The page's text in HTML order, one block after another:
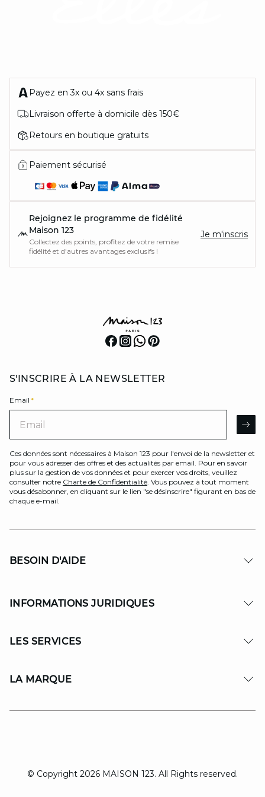
Payez en 3x ou 4x sans frais
Livraison offerte à domicile dès 150€
Retours en boutique gratuits
Paiement sécurisé
Rejoignez le programme de fidélité
Maison 123
Collectez des points, profitez de votre remise
fidélité et d'autres avantages exclusifs !
Je m'inscris
S'INSCRIRE À LA NEWSLETTER
Email *
Ces données sont nécessaires à Maison 123 pour l'envoi de la newsletter et
pour vous adresser des offres et des actualités par email. Pour en savoir
plus sur la gestion de vos données et pour exercer vos droits, veuillez
consulter notre Charte de Confidentialité. Vous pouvez à tout moment
vous désabonner, en cliquant sur le lien "se désinscrire" figurant en bas de
chaque e-mail.
BESOIN D'AIDE
INFORMATIONS JURIDIQUES
LES SERVICES
LA MARQUE
© Copyright 2026 MAISON 123. All Rights reserved.